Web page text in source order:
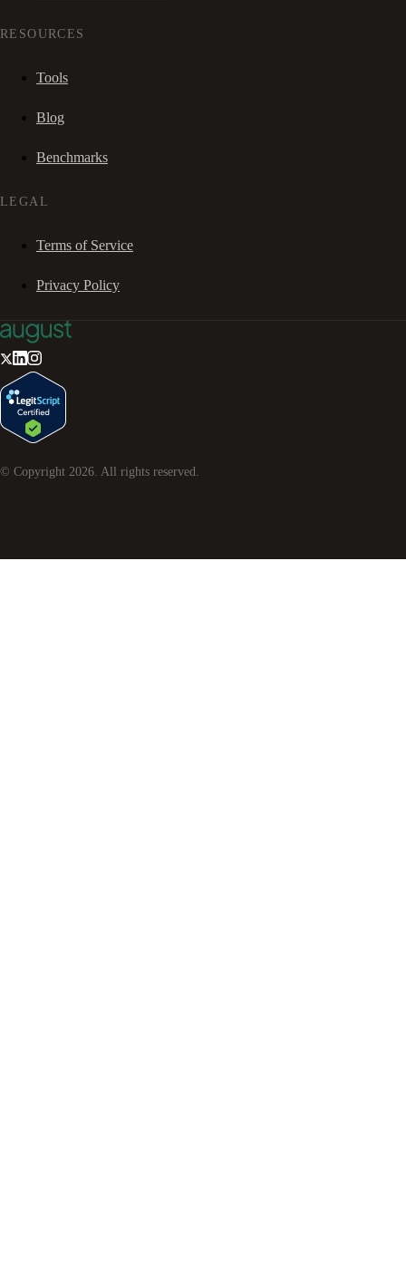
RESOURCES
Tools
Blog
Benchmarks
LEGAL
Terms of Service
Privacy Policy
© Copyright 2026. All rights reserved.